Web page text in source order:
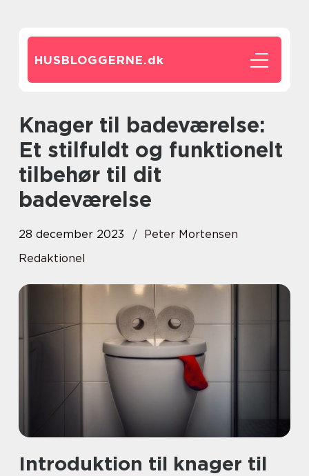
HUSBLOGGERNE.dk
Knager til badeværelse:
Et stilfuldt og funktionelt
tilbehør til dit
badeværelse
28 december 2023
Peter Mortensen
Redaktionel
Introduktion til knager til